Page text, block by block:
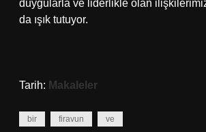
duygularla ve liderlikle olan
da ışık tutuyor.
Tarih: Makaleler
bir firavun ve